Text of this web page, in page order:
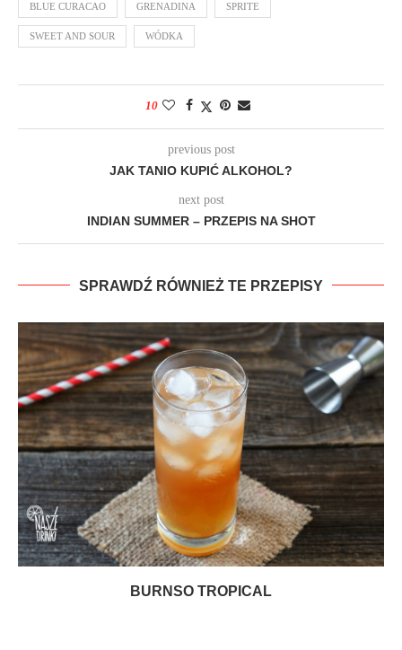
BLUE CURACAO GRENADINA SPRITE
SWEET AND SOUR WÓDKA
10
previous post
JAK TANIO KUPIĆ ALKOHOL?
next post
INDIAN SUMMER – PRZEPIS NA SHOT
SPRAWDŹ RÓWNIEŻ TE PRZEPISY
BURNSO TROPICAL